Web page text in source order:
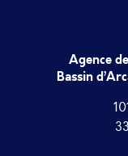
Agence
Bassin